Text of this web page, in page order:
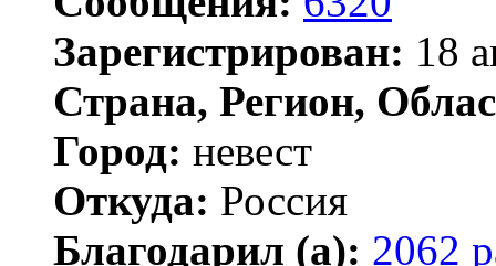
Зарегистрирован: 18
Страна, Регион,
Город: невест
Откуда: Россия
Благодарил (а): 2062